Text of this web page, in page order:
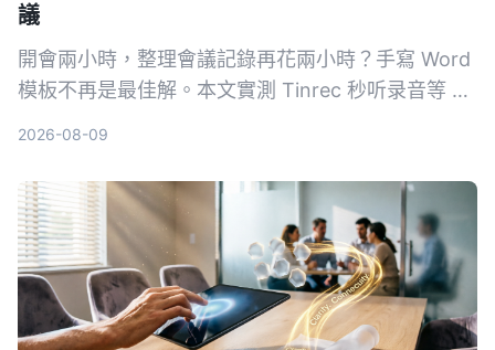
議
開會兩小時，整理會議記錄再花兩小時？手寫 Word
模板不再是最佳解。本文實測 Tinrec 秒听录音等 4
項，把時間留給更重要的事。
2026-08-09